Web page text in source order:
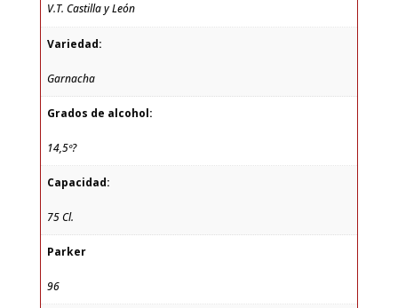
V.T. Castilla y León
Variedad:
Garnacha
Grados de alcohol:
14,5º?
Capacidad:
75 Cl.
Parker
96